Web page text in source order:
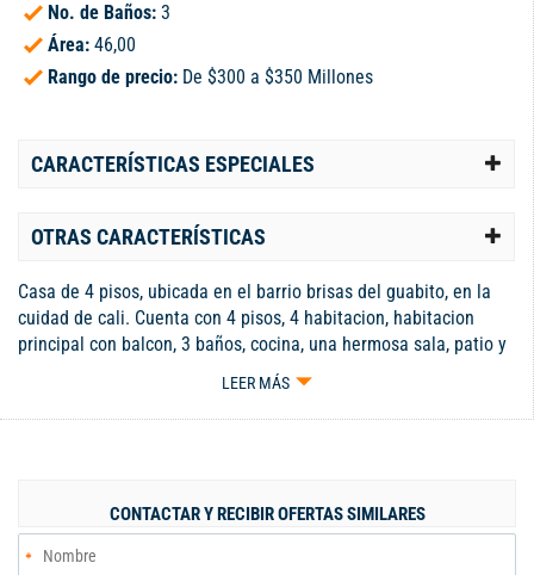
No. de Baños: 3
Área: 46,00
Rango de precio: De $300 a $350 Millones
CARACTERÍSTICAS ESPECIALES
OTRAS CARACTERÍSTICAS
Casa de 4 pisos, ubicada en el barrio brisas del guabito, en la
cuidad de cali. Cuenta con 4 pisos, 4 habitacion, habitacion
principal con balcon, 3 baños, cocina, una hermosa sala, patio y
una gran tina con funcionamiento en el 4 piso.
LEER MÁS
CONTACTAR Y RECIBIR OFERTAS SIMILARES